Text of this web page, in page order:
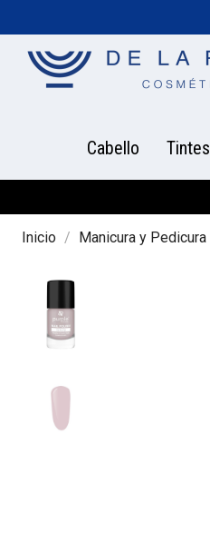
Cabello Tintes
Inicio Manicura y Pedicura